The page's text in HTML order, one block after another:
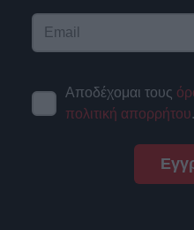
Αποδέχομαι τους
πολιτική απορρήτου.